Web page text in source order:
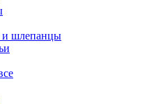
и шлепанцы